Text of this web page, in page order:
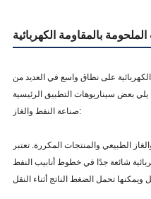
بالمقاومة الكهربائية
على نطاق واسع في العديد من
صناعة النفط والغاز:
الطبيعي والمنتجات المكررة. تعتبر
شائعة جدًا في خطوط أنابيب النفط